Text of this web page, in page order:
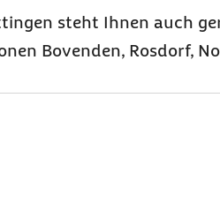
steht Ihnen auch
Bovenden, Rosdorf,